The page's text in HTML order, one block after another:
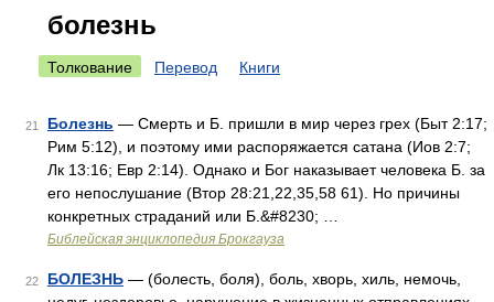
болезнь
Толкование Перевод Книги
21 Болезнь — Смерть и Б. пришли в мир через грех (Быт 2:17;
Рим 5:12), и поэтому ими распоряжается сатана (Иов 2:7;
Лк 13:16; Евр 2:14). Однако и Бог наказывает человека Б. за
его непослушание (Втор 28:21,22,35,58 61). Но причины
конкретных страданий или Б.&#8230; …
Библейская энциклопедия Брокгауза
22 БОЛЕЗНЬ — (болесть, боля), боль, хворь, хиль, немочь,